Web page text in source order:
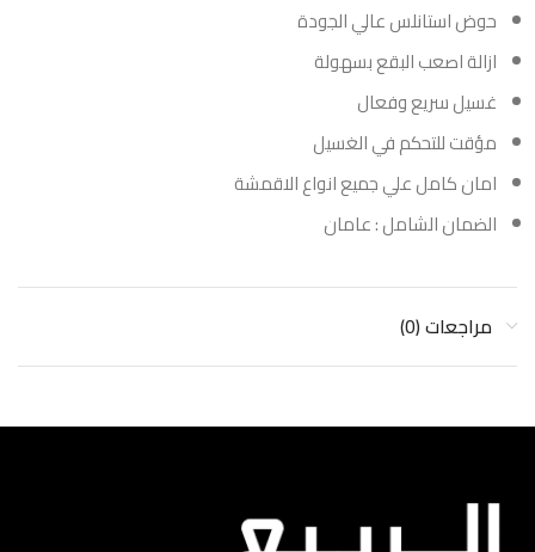
حوض استانلس عالي الجودة
ازالة اصعب البقع بسهولة
غسيل سريع وفعال
مؤقت للتحكم في الغسيل
امان كامل علي جميع انواع الاقمشة
الضمان الشامل : عامان
مراجعات (0)